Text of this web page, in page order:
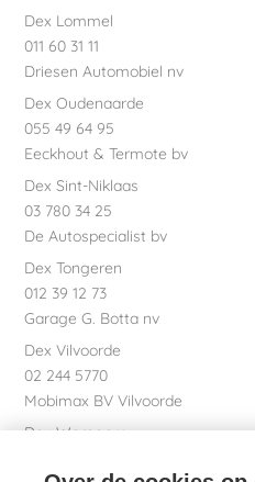
Dex Lommel
011 60 31 11
Driesen Automobiel nv
Dex Oudenaarde
055 49 64 95
Eeckhout & Termote bv
Dex Sint-Niklaas
03 780 34 25
De Autospecialist bv
Dex Tongeren
012 39 12 73
Garage G. Botta nv
Dex Vilvoorde
02 244 5770
Mobimax BV Vilvoorde
Dex Waregem